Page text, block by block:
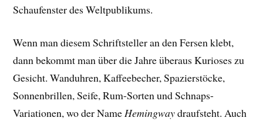
Schaufenster des Weltpublikums.
Wenn man diesem Schriftsteller an den Fersen klebt,
dann bekommt man über die Jahre überaus Kurioses zu
Gesicht. Wanduhren, Kaffeebecher, Spazierstöcke,
Sonnenbrillen, Seife, Rum-Sorten und Schnaps-
Variationen, wo der NameHemingwaydraufsteht. Auch